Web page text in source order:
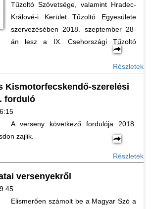
Tűzoltó Szövetsége, valamint Hradec-
Králové-i Kerület Tűzoltó Egyesülete
szervezésében 2018. szeptember 28-
án lesz a IX. Csehországi Tűzoltó
Részletek
Kismotorfecskendő-szerelési
forduló
A verseny következő fordulója 2018.
zajlik.
Részletek
versenyekről
Elismerően számolt be a Magyar Szó a